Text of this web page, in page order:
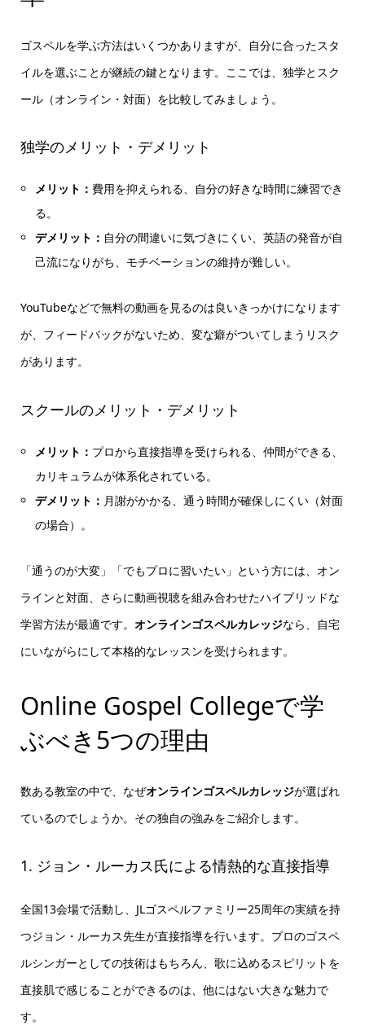
ゴスペルを学ぶ方法はいくつかありますが、自分に合ったスタ
イルを選ぶことが継続の鍵となります。ここでは、独学とスク
ール（オンライン・対面）を比較してみましょう。
独学のメリット・デメリット
メリット：費用を抑えられる、自分の好きな時間に練習でき
る。
デメリット： 自分の間違いに気づきにくい、英語の発音が自
己流になりがち、モチベーションの維持が難しい。
YouTubeなどで無料の動画を見るのは良いきっかけになります
が、フィードバックがないため、変な癖がついてしまうリスク
があります。
スクールのメリット・デメリット
メリット： プロから直接指導を受けられる、仲間ができる、
カリキュラムが体系化されている。
デメリット： 月謝がかかる、通う時間が確保しにくい（対面
の場合）。
「通うのが大変」「でもプロに習いたい」という方には、オン
ラインと対面、さらに動画視聴を組み合わせたハイブリッドな
学習方法が最適です。 オンラインゴスペルカレッジなら、自宅
にいながらにして本格的なレッスンを受けられます。
Online Gospel Collegeで学
ぶべき5つの理由
数ある教室の中で、なぜオンラインゴスペルカレッジが選ばれ
ているのでしょうか。その独自の強みをご紹介します。
1. ジョン・ルーカス氏による情熱的な直接指導
全国13会場で活動し、JLゴスペルファミリー25周年の実績を持
つジョン・ルーカス先生が直接指導を行います。プロのゴスペ
ルシンガーとしての技術はもちろん、歌に込めるスピリットを
直接肌で感じることができるのは、他にはない大きな魅力で
す。